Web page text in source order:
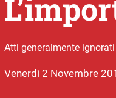
Atti generalmente
venerdì 2 Novembre